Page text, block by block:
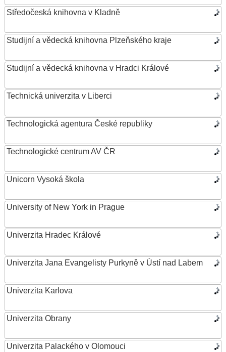
Středočeská knihovna v Kladně
Studijní a vědecká knihovna Plzeňského kraje
Studijní a vědecká knihovna v Hradci Králové
Technická univerzita v Liberci
Technologická agentura České republiky
Technologické centrum AV ČR
Unicorn Vysoká škola
University of New York in Prague
Univerzita Hradec Králové
Univerzita Jana Evangelisty Purkyně v Ústí nad Labem
Univerzita Karlova
Univerzita Obrany
Univerzita Palackého v Olomouci